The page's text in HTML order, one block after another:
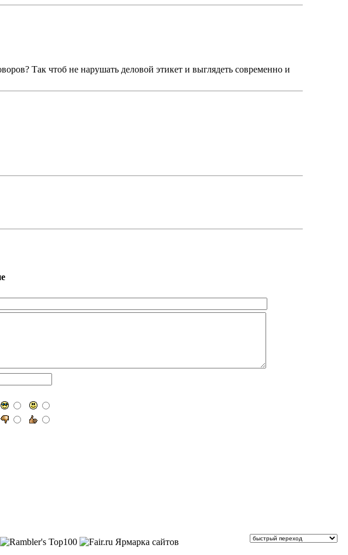
Так чтоб не нарушать деловой этикет и выглядеть современно и